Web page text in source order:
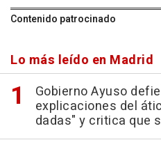
Contenido patrocinado
Lo más leído en Madrid
Gobierno Ayuso
explicaciones del
dadas" y critica que